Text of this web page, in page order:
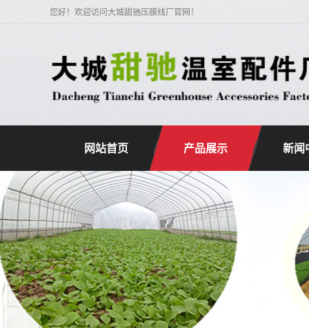
您好！欢迎访问大城甜驰压膜线厂官网！
网站首页 产品展示 新闻